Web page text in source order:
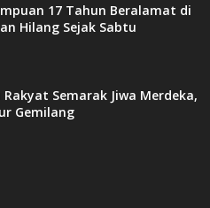
17 Tahun Beralamat di
Hilang Sejak Sabtu
Rakyat Semarak Jiwa Merdeka,
Gemilang